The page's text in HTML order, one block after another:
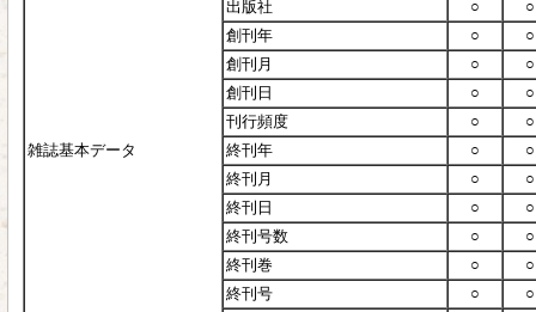
雑誌基本データ
出版社 ○
○
創刊年
○
○
創刊月
○
○
創刊日
○
○
刊行頻度
○
○
終刊年
○
○
終刊月
○
○
終刊日
○
○
終刊号数
○
○
終刊巻
○
○
終刊号
○
○